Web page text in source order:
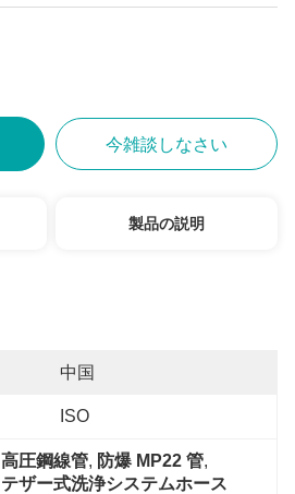
今雑談しなさい
製品の説明
中国
ISO
高圧鋼線管, 防爆 MP22 管,
テザー式洗浄システムホース